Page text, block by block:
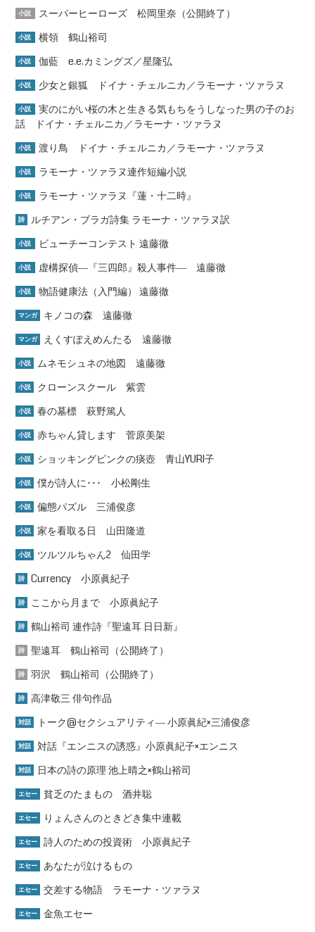
小説 スーパーヒーローズ 松岡里奈（公開終了）
小説 横領 鶴山裕司
小説 伽藍 e.e.カミングズ／星隆弘
小説 少女と銀狐 ドイナ・チェルニカ／ラモーナ・ツァラヌ
小説
実のにがい桜の木と生きる気もちをうしなった男の子のお
話 ドイナ・チェルニカ／ラモーナ・ツァラヌ
小説 渡り鳥 ドイナ・チェルニカ／ラモーナ・ツァラヌ
小説 ラモーナ・ツァラヌ連作短編小説
小説 ラモーナ・ツァラヌ『蓮・十二時』
詩 ルチアン・ブラガ詩集 ラモーナ・ツァラヌ訳
小説 ビューチーコンテスト 遠藤徹
小説 虚構探偵―『三四郎』殺人事件― 遠藤徹
小説 物語健康法（入門編） 遠藤徹
マンガ キノコの森 遠藤徹
マンガ えくすぽえめんたる 遠藤徹
小説 ムネモシュネの地図 遠藤徹
小説 クローンスクール 紫雲
小説 春の墓標 萩野篤人
小説 赤ちゃん貸します 菅原美架
小説 ショッキングピンクの痰壺 青山YURI子
小説 僕が詩人に･･･ 小松剛生
小説 偏態パズル 三浦俊彦
小説 家を看取る日 山田隆道
小説 ツルツルちゃん2 仙田学
詩 Currency 小原眞紀子
詩 ここから月まで 小原眞紀子
詩 鶴山裕司 連作詩『聖遠耳 日日新』
詩 聖遠耳 鶴山裕司（公開終了）
詩 羽沢 鶴山裕司（公開終了）
詩 高津敬三 俳句作品
対話 トーク@セクシュアリティ― 小原眞紀×三浦俊彦
対話 対話『エンニスの誘惑』小原眞紀子×エンニス
対話 日本の詩の原理 池上晴之×鶴山裕司
エセー 貧乏のたまもの 酒井聡
エセー りょんさんのときどき集中連載
エセー 詩人のための投資術 小原眞紀子
エセー あなたが泣けるもの
エセー 交差する物語 ラモーナ・ツァラヌ
エセー
金魚エセー